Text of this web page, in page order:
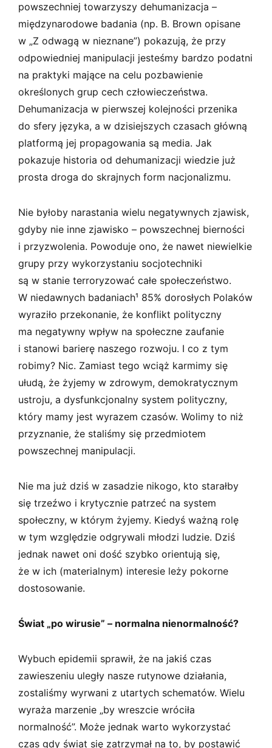
powszechniej towarzyszy dehumanizacja –
międzynarodowe badania (np. B. Brown opisane
w „Z odwagą w nieznane”) pokazują, że przy
odpowiedniej manipulacji jesteśmy bardzo podatni
na praktyki mające na celu pozbawienie
określonych grup cech człowieczeństwa.
Dehumanizacja w pierwszej kolejności przenika
do sfery języka, a w dzisiejszych czasach główną
platformą jej propagowania są media. Jak
pokazuje historia od dehumanizacji wiedzie już
prosta droga do skrajnych form nacjonalizmu.
Nie byłoby narastania wielu negatywnych zjawisk,
gdyby nie inne zjawisko – powszechnej bierności
i przyzwolenia. Powoduje ono, że nawet niewielkie
grupy przy wykorzystaniu socjotechniki
są w stanie terroryzować całe społeczeństwo.
W niedawnych badaniach¹ 85% dorosłych Polaków
wyraziło przekonanie, że konflikt polityczny
ma negatywny wpływ na społeczne zaufanie
i stanowi barierę naszego rozwoju. I co z tym
robimy? Nic. Zamiast tego wciąż karmimy się
ułudą, że żyjemy w zdrowym, demokratycznym
ustroju, a dysfunkcjonalny system polityczny,
który mamy jest wyrazem czasów. Wolimy to niż
przyznanie, że staliśmy się przedmiotem
powszechnej manipulacji.
Nie ma już dziś w zasadzie nikogo, kto starałby
się trzeźwo i krytycznie patrzeć na system
społeczny, w którym żyjemy. Kiedyś ważną rolę
w tym względzie odgrywali młodzi ludzie. Dziś
jednak nawet oni dość szybko orientują się,
że w ich (materialnym) interesie leży pokorne
dostosowanie.
Świat „po wirusie” – normalna nienormalność?
Wybuch epidemii sprawił, że na jakiś czas
zawieszeniu uległy nasze rutynowe działania,
zostaliśmy wyrwani z utartych schematów. Wielu
wyraża marzenie „by wreszcie wróciła
normalność”. Może jednak warto wykorzystać
czas gdy świat się zatrzymał na to, by postawić